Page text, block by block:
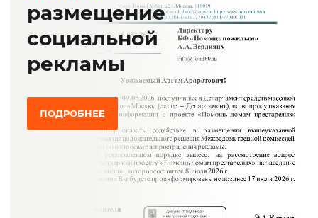
размещение
социальной
рекламы
ПОДРОБНЕЕ